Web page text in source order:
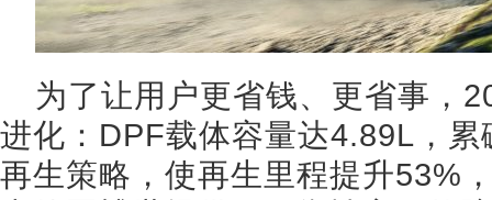
为了让用户更省钱、更省事，
进化：DPF载体容量达4.89L，
再生策略，使再生里程提升53%